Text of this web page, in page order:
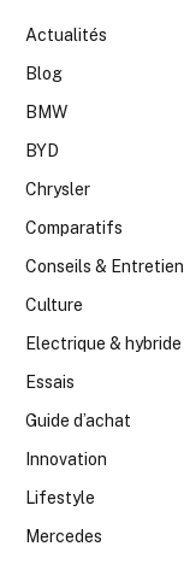
Actualités
Blog
BMW
BYD
Chrysler
Comparatifs
Conseils & Entretien
Culture
Electrique & hybride
Essais
Guide d’achat
Innovation
Lifestyle
Mercedes